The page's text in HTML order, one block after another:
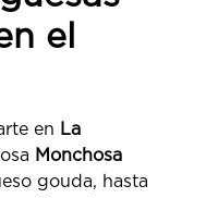
el
en La
Monchosa
gouda, hasta